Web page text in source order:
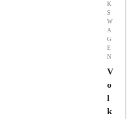
K
S
W
A
G
E
N
V
O
L
K